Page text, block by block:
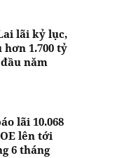
lãi kỷ lục,
1.700 tỷ
năm
lãi 10.068
lên tới
6 tháng